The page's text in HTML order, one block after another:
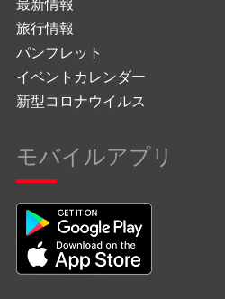
旅行情報
パンフレット
イベントカレンダー
新型コロナウイルス
モバイルアプリ